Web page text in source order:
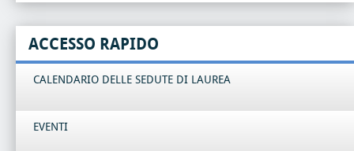
ACCESSO RAPIDO
CALENDARIO DELLE SEDUTE DI LAUREA
EVENTI